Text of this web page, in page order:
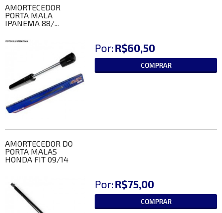
AMORTECEDOR
PORTA MALA
IPANEMA 88/...
Por: R$60,50
COMPRAR
AMORTECEDOR DO
PORTA MALAS
HONDA FIT 09/14
Por: R$75,00
COMPRAR